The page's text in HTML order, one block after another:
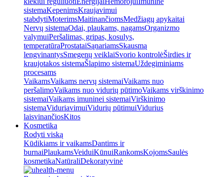
sistemaKepenimsKraujavimui
stabdytiMoterimsMaitinančiomsMedžiagų apykaitai
Nervų sistemaOdai, plaukams, nagamsOrganizmo
valymuiPeršalimas, gripas, kosulys,
temperatūraProstataiSąnariamsSkausmą
lengvinantysSmegenų veiklaiSvorio kontrolėŠirdies ir
kraujotakos sistemaŠlapimo sistemaUždegiminiams
procesams
VaikamsVaikams nervų sistemaiVaikams nuo
peršalimoVaikams nuo vidurių pūtimoVaikams virškinimo
sistemaiVaikams imuninei sistemaiVirškinimo
sistemaViduriavimuiVidurių pūtimuiVidurius
laisvinančiosKitos
Kosmetika
Rodyti viską
Kūdikiams ir vaikamsDantims ir
burnaiPlaukamsVeiduiKūnuiRankomsKojomsSaulės
kosmetikaNatūraliDekoratyvinė